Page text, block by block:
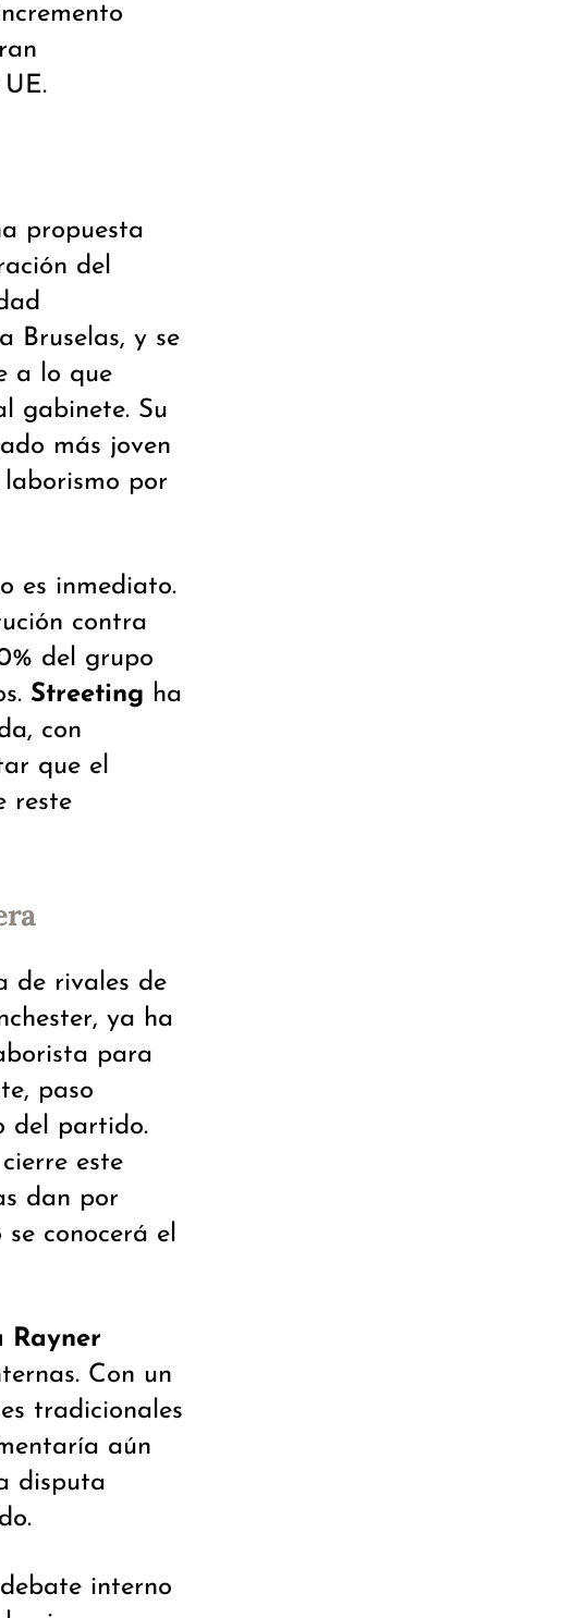
propuesta
del
Bruselas, y se
a lo que
gabinete. Su
más joven
por
es inmediato.
contra
del grupo
Streeting ha
con
que el
reste
de rivales de
ya ha
para
paso
del partido.
este
dan por
conocerá el
Rayner
Con un
tradicionales
aún
disputa
interno